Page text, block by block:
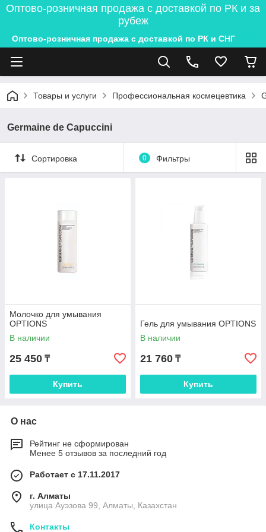
Оптово-розничная продажа с доставкой по РК и за
рубеж
Оптово-розничная продажа с доставкой по РК и СНГ
Товары и услуги Профессиональная космецевтика
Germaine de Capuccini
Сортировка 0 Фильтры
Молочко для умывания
OPTIONS
В наличии
25 450 ₸
Купить
Гель для умывания OPTIONS
В наличии
21 760 ₸
Купить
О нас
Рейтинг не сформирован
Менее 5 отзывов за последний год
Работает с 17.11.2017
г. Алматы
улица Ауэзова 99, Алматы, Казахстан
Контакты